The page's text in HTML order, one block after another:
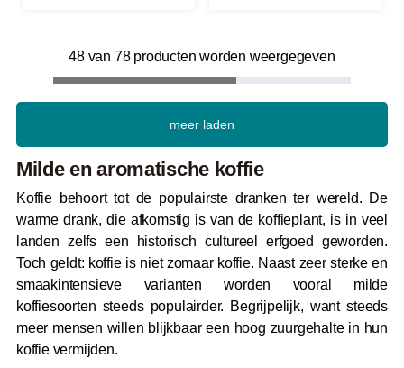
48 van 78 producten worden weergegeven
meer laden
Milde en aromatische koffie
Koffie behoort tot de populairste dranken ter wereld. De
warme drank, die afkomstig is van de koffieplant, is in veel
landen zelfs een historisch cultureel erfgoed geworden.
Toch geldt: koffie is niet zomaar koffie. Naast zeer sterke en
smaakintensieve varianten worden vooral milde
koffiesoorten steeds populairder. Begrijpelijk, want steeds
meer mensen willen blijkbaar een hoog zuurgehalte in hun
koffie vermijden.